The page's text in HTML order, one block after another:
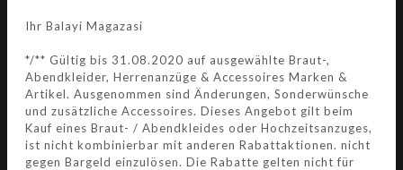
Ihr Balayi Magazasi
*/** Gültig bis 31.08.2020 auf ausgewählte Braut-,
Abendkleider, Herrenanzüge & Accessoires Marken &
Artikel. Ausgenommen sind Änderungen, Sonderwünsche
und zusätzliche Accessoires. Dieses Angebot gilt beim
Kauf eines Braut- / Abendkleides oder Hochzeitsanzuges,
ist nicht kombinierbar mit anderen Rabattaktionen. nicht
gegen Bargeld einzulösen. Die Rabatte gelten nicht für